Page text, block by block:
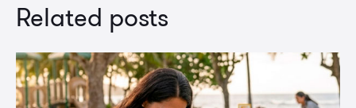
Related posts